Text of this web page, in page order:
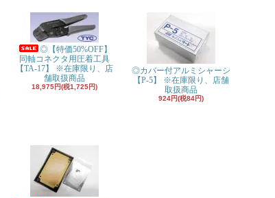
◎【特価50%OFF】
同軸コネクタ用圧着工具
【TA-17】 ※在庫限り、店
舗取扱商品
18,975円(税1,725円)
◎カバー付アルミシャーシ
【P-5】 ※在庫限り、店舗
取扱商品
924円(税84円)